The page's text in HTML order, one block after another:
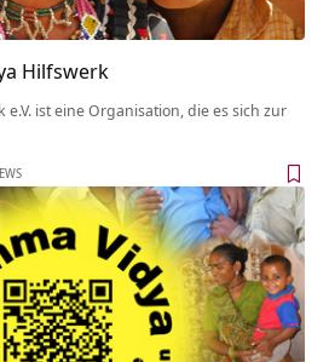
Hilfswerk
e.V. ist eine Organisation, die es sich zur